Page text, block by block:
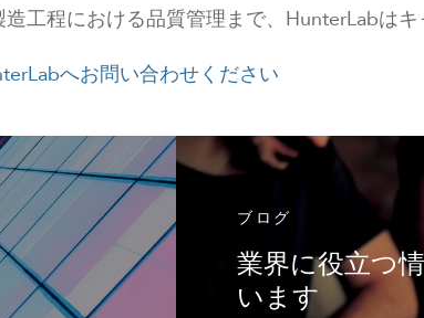
工程における品質管理まで、HunterLabは
へお問い合わせください
ブログ
業界に役立つ
います